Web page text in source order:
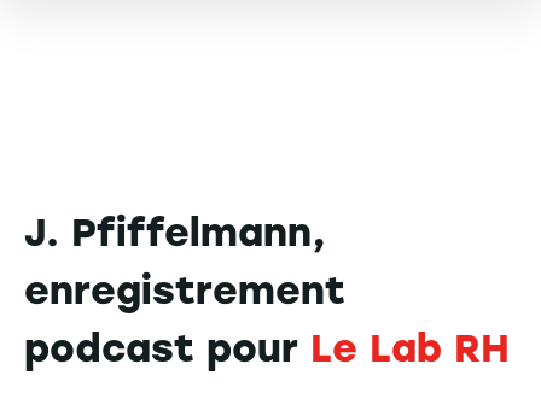
J. Pfiffelmann,
enregistrement
podcast pour Le Lab RH